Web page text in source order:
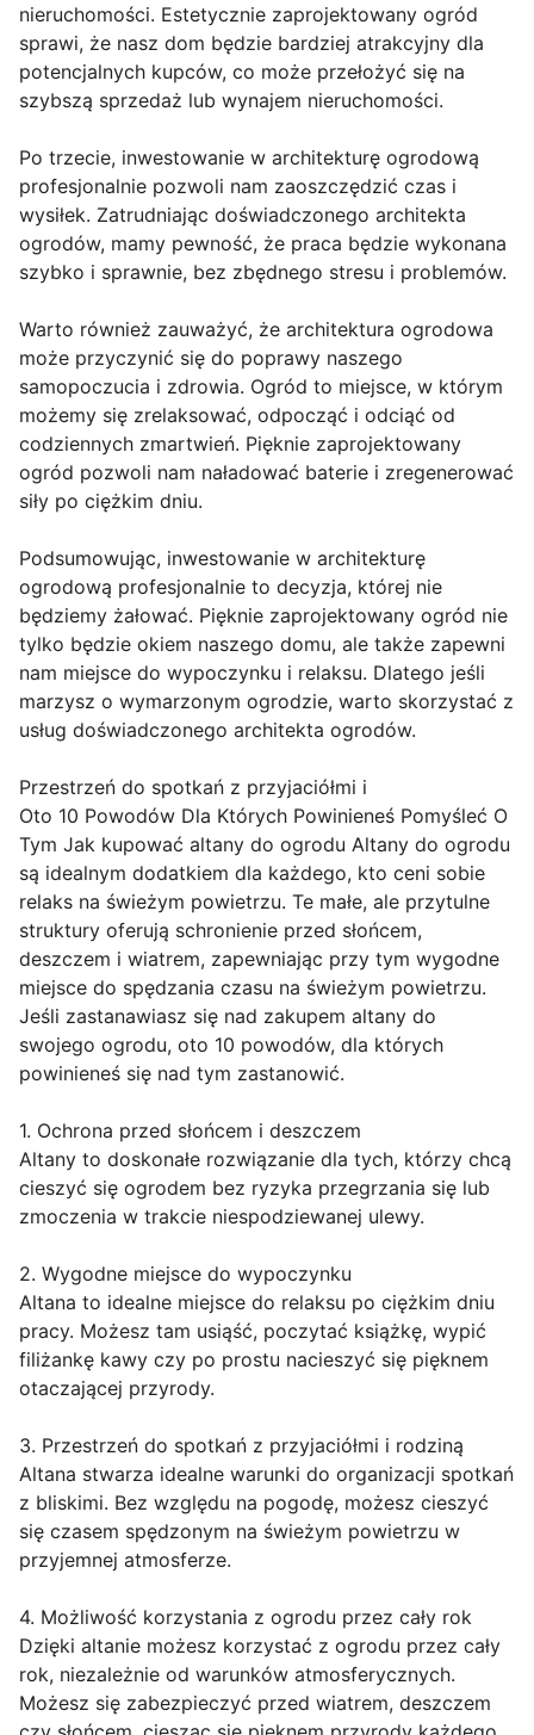
nieruchomości. Estetycznie zaprojektowany ogród
sprawi, że nasz dom będzie bardziej atrakcyjny dla
potencjalnych kupców, co może przełożyć się na
szybszą sprzedaż lub wynajem nieruchomości.
Po trzecie, inwestowanie w architekturę ogrodową
profesjonalnie pozwoli nam zaoszczędzić czas i
wysiłek. Zatrudniając doświadczonego architekta
ogrodów, mamy pewność, że praca będzie wykonana
szybko i sprawnie, bez zbędnego stresu i problemów.
Warto również zauważyć, że architektura ogrodowa
może przyczynić się do poprawy naszego
samopoczucia i zdrowia. Ogród to miejsce, w którym
możemy się zrelaksować, odpocząć i odciąć od
codziennych zmartwień. Pięknie zaprojektowany
ogród pozwoli nam naładować baterie i zregenerować
siły po ciężkim dniu.
Podsumowując, inwestowanie w architekturę
ogrodową profesjonalnie to decyzja, której nie
będziemy żałować. Pięknie zaprojektowany ogród nie
tylko będzie okiem naszego domu, ale także zapewni
nam miejsce do wypoczynku i relaksu. Dlatego jeśli
marzysz o wymarzonym ogrodzie, warto skorzystać z
usług doświadczonego architekta ogrodów.
Przestrzeń do spotkań z przyjaciółmi i
Oto 10 Powodów Dla Których Powinieneś Pomyśleć O
Tym Jak kupować altany do ogrodu Altany do ogrodu
są idealnym dodatkiem dla każdego, kto ceni sobie
relaks na świeżym powietrzu. Te małe, ale przytulne
struktury oferują schronienie przed słońcem,
deszczem i wiatrem, zapewniając przy tym wygodne
miejsce do spędzania czasu na świeżym powietrzu.
Jeśli zastanawiasz się nad zakupem altany do
swojego ogrodu, oto 10 powodów, dla których
powinieneś się nad tym zastanowić.
1. Ochrona przed słońcem i deszczem
Altany to doskonałe rozwiązanie dla tych, którzy chcą
cieszyć się ogrodem bez ryzyka przegrzania się lub
zmoczenia w trakcie niespodziewanej ulewy.
2. Wygodne miejsce do wypoczynku
Altana to idealne miejsce do relaksu po ciężkim dniu
pracy. Możesz tam usiąść, poczytać książkę, wypić
filiżankę kawy czy po prostu nacieszyć się pięknem
otaczającej przyrody.
3. Przestrzeń do spotkań z przyjaciółmi i rodziną
Altana stwarza idealne warunki do organizacji spotkań
z bliskimi. Bez względu na pogodę, możesz cieszyć
się czasem spędzonym na świeżym powietrzu w
przyjemnej atmosferze.
4. Możliwość korzystania z ogrodu przez cały rok
Dzięki altanie możesz korzystać z ogrodu przez cały
rok, niezależnie od warunków atmosferycznych.
Możesz się zabezpieczyć przed wiatrem, deszczem